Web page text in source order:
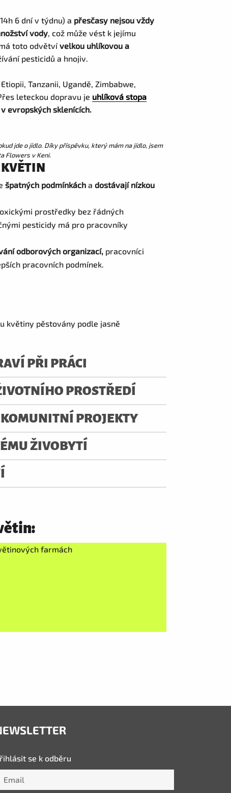
6 dní v týdnu) a přesčasy nejsou vždy
vody, což může vést k jejímu
toto odvětvívelkou uhlíkovou a
pesticidů a hnojiv.
Tanzanii, Ugandě, Zimbabwe,
leteckou dopravu je uhlíková stopa
evropských sklenících.
jde o jídlo. Díky příspěvku, který mám na jídlo, jsem
Flowers v Keni.
KVĚTIN
špatných podmínkáchadostávají nízkou
prostředky bez řádných
pesticidy má pro pracovníky
odborových organizací, pracovníci
pracovních podmínek.
květiny pěstovány podle jasně
PŘI PRÁCI
PROSTŘEDÍ
PROJEKTY
ŽIVOBYTÍ
farmách
se k odběru